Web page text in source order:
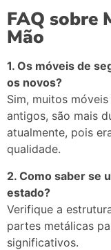
FAQ sobre
Mão
1. Os móveis de
os novos?
Sim, muitos móveis
antigos, são mais
atualmente, pois
qualidade.
2. Como saber se
estado?
Verifique a
partes metálicas
significativos.